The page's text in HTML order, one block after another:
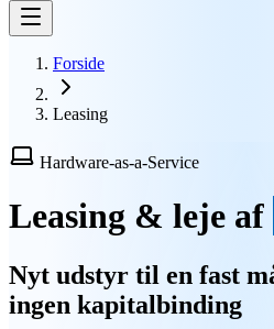
Forside
Leasing
Hardware-as-a-Service
Leasing & leje af
Nyt udstyr til en fast
ingen kapitalbinding